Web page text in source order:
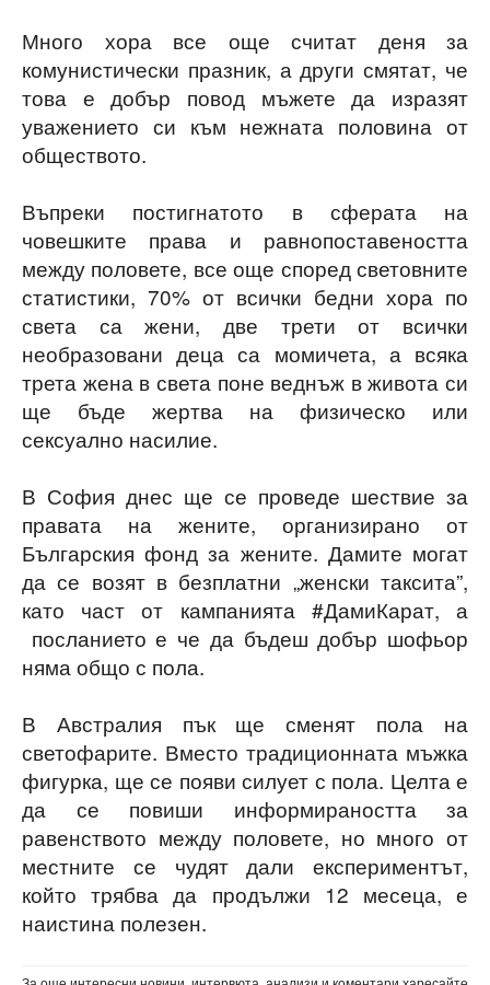
Много хора все още считат деня за
комунистически празник, а други смятат, че
това е добър повод мъжете да изразят
уважението си към нежната половина от
обществото.
Въпреки постигнатото в сферата на
човешките права и равнопоставеността
между половете, все още според световните
статистики, 70% от всички бедни хора по
света са жени, две трети от всички
необразовани деца са момичета, а всяка
трета жена в света поне веднъж в живота си
ще бъде жертва на физическо или
сексуално насилие.
В София днес ще се проведе шествие за
правата на жените, организирано от
Българския фонд за жените. Дамите могат
да се возят в безплатни „женски таксита”,
като част от кампанията #ДамиКарат, а
посланието е че да бъдеш добър шофьор
няма общо с пола.
В Австралия пък ще сменят пола на
светофарите. Вместо традиционната мъжка
фигурка, ще се появи силует с пола. Целта е
да се повиши информираността за
равенството между половете, но много от
местните се чудят дали експериментът,
който трябва да продължи 12 месеца, е
наистина полезен.